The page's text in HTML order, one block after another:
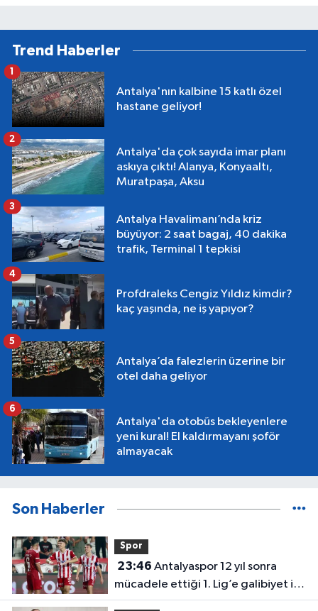
Trend Haberler
Antalya'nın kalbine 15 katlı özel
hastane geliyor!
1
Antalya'da çok sayıda imar planı
askıya çıktı! Alanya, Konyaaltı,
Muratpaşa, Aksu
2
Antalya Havalimanı’nda kriz
büyüyor: 2 saat bagaj, 40 dakika
trafik, Terminal 1 tepkisi
3
Profdraleks Cengiz Yıldız kimdir?
kaç yaşında, ne iş yapıyor?
4
Antalya’da falezlerin üzerine bir
otel daha geliyor
5
Antalya'da otobüs bekleyenlere
yeni kural! El kaldırmayanı şoför
almayacak
6
Son Haberler
Spor
23:46
mücadele ettiği 1. Lig’e galibiyet ile
başladı